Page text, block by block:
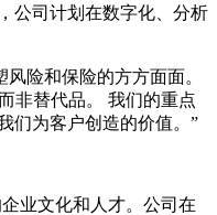
公司计划在数字化、分析
险和保险的方方面面。
非替代品。 我们的重点
们为客户创造的价值。”
业文化和人才。公司在